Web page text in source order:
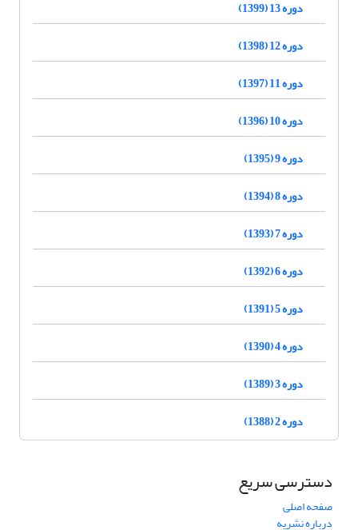
دوره 13 (1399)
دوره 12 (1398)
دوره 11 (1397)
دوره 10 (1396)
دوره 9 (1395)
دوره 8 (1394)
دوره 7 (1393)
دوره 6 (1392)
دوره 5 (1391)
دوره 4 (1390)
دوره 3 (1389)
دوره 2 (1388)
دسترسی سریع
صفحه اصلی
درباره نشریه